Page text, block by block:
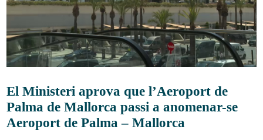
El Ministeri aprova que l’Aeroport de
Palma de Mallorca passi a anomenar-se
Aeroport de Palma – Mallorca